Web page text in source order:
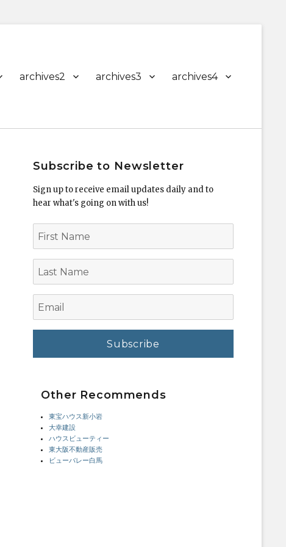
archives2 archives3 archives4
Subscribe to Newsletter
Sign up to receive email updates daily and to
hear what's going on with us!
First
Name
Name
Other Recommends
東宝ハウス新小岩
大幸建設
ハウスビューティー
東大阪不動産販売
ビューバレー白馬